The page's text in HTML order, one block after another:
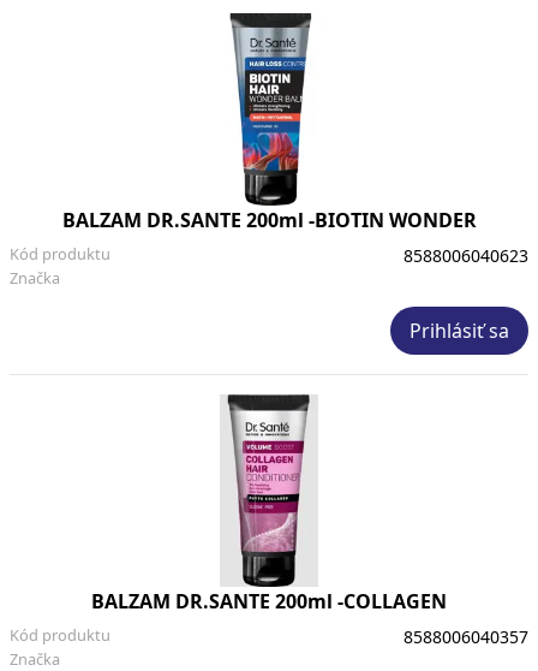
BALZAM DR.SANTE 200ml -BIOTIN WONDER
Značka
Kód produktu 8588006040623
Prihlásiť sa
BALZAM DR.SANTE 200ml -COLLAGEN
Značka
Kód produktu 8588006040357